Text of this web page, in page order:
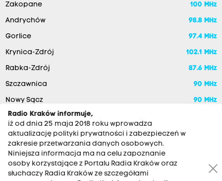
Zakopane 100 MHz
Andrychów 98.8 MHz
Gorlice 97.4 MHz
Krynica-Zdrój 102.1 MHz
Rabka-Zdrój 87.6 MHz
Szczawnica 90 MHz
Nowy Sącz
90 MHz
Radio Kraków informuje,
iż od dnia 25 maja 2018 roku wprowadza
aktualizację polityki prywatności i zabezpieczeń w
zakresie przetwarzania danych osobowych.
Niniejsza informacja ma na celu zapoznanie
osoby korzystające z Portalu Radia Kraków oraz
słuchaczy Radia Kraków ze szczegółami